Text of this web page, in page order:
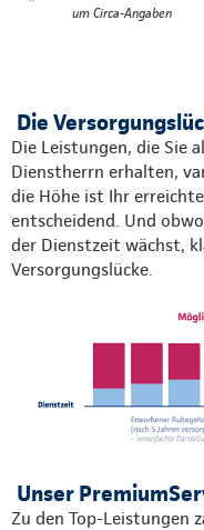
um Circa-Angaben
Die
Die Leistungen, die Sie
Dienstherrn erhalten,
die Höhe ist Ihr
entscheidend. Und
der Dienstzeit wächst,
Versorgungslücke.
Unser
Zu den Top-Leistungen